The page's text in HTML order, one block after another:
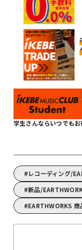
学生さんならいつでも
レコーディング/
新品/
EARTHWORKS 商